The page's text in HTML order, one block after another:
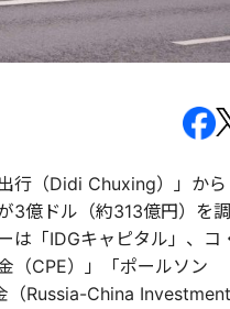
行（Didi Chuxing）」から
3億ドル（約313億円）を調
は「IDGキャピタル」、コ
（CPE）」「ポールソン
（Russia-China Investment